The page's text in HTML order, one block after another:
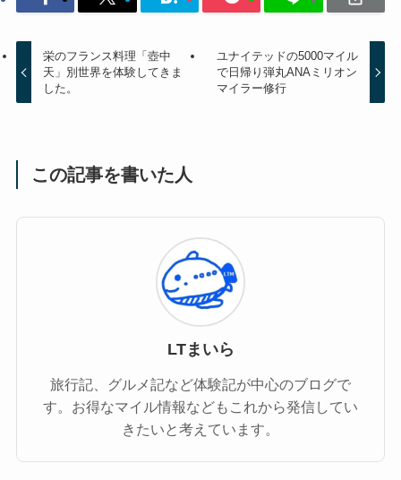
栄のフランス料理「壺中
天」別世界を体験してきま
した。
ユナイテッドの5000マイル
で日帰り弾丸ANAミリオン
マイラー修行
この記事を書いた人
LTまいら
旅行記、グルメ記など体験記が中心のブログで
す。お得なマイル情報などもこれから発信してい
きたいと考えています。